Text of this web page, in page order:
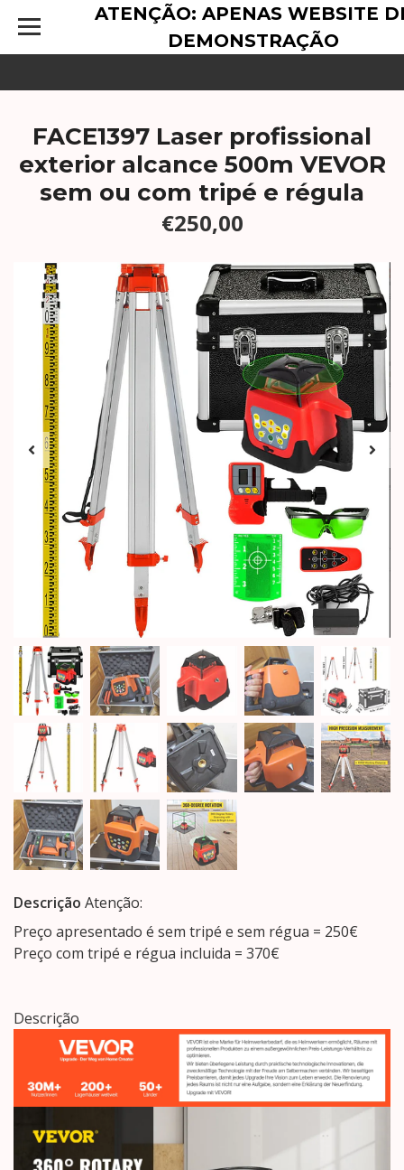
ATENÇÃO: APENAS WEBSITE
DEMONSTRAÇÃO
FACE1397 Laser profissional
exterior alcance 500m VEVOR
sem ou com tripé e régula
€250,00
Descrição Atenção:
Preço apresentado é sem tripé e sem régua = 250€
Preço com tripé e régua incluida = 370€
Descrição